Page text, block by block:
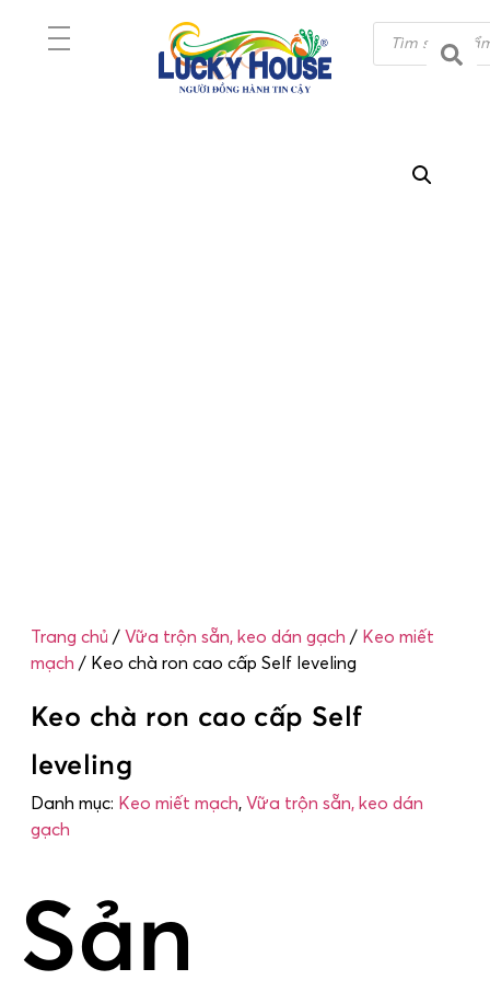
Trang chủ / Vữa trộn sẵn, keo dán gạch / Keo miết
mạch / Keo chà ron cao cấp Self leveling
Keo chà ron cao cấp Self
leveling
Danh mục: Keo miết mạch, Vữa trộn sẵn, keo dán
gạch
Sản